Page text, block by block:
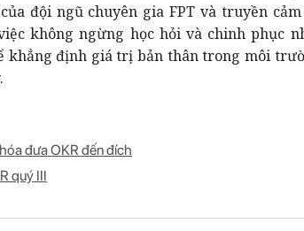
đội ngũ chuyên gia FPT và truyền
không ngừng học hỏi và chinh phục
khẳng định giá trị bản thân trong môi
đưa OKR đến đích
quý III